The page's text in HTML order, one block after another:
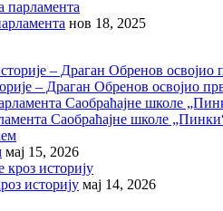
нов 18, 2025
– Драган Обренов освојио
Саобраћајне школе
мај 15, 2026
историју мај 14, 2026